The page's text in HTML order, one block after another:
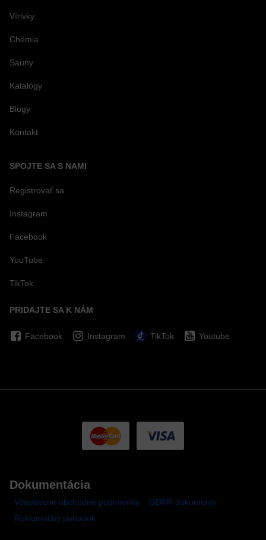
Vírivky
Chémia
Sauny
Katalógy
Blogy
Kontakt
SPOJTE SA S NAMI
Registrovať sa
Instagram
Facebook
YouTube
TikTok
PRIDAJTE SA K NÁM
Facebook Instagram TikTok Youtube
Dokumentácia
Všeobecné obchodné podmienky
GDPR dokumenty
Reklamačný poriadok